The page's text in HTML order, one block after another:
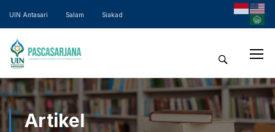
UIN Antasari Salam Siakad
Artikel